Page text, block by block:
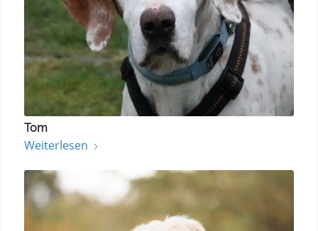
Tom
Weiterlesen